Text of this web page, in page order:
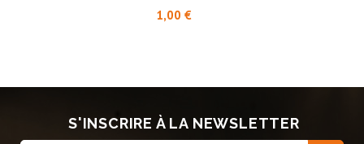
1,00 €
S'INSCRIRE À LA NEWSLETTER